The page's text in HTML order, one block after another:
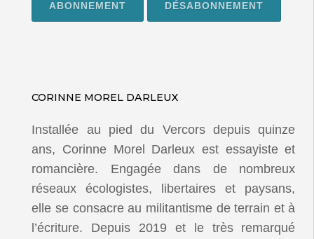
CORINNE MOREL DARLEUX
Installée au pied du Vercors depuis quinze
ans, Corinne Morel Darleux est essayiste et
romancière. Engagée dans de nombreux
réseaux écologistes, libertaires et paysans,
elle se consacre au militantisme de terrain et à
l’écriture. Depuis 2019 et le très remarqué